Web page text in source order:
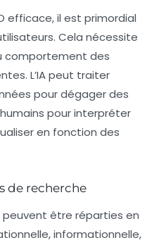
efficace, il est primordial
Cela nécessite
comportement des
L’IA peut traiter
pour dégager des
pour interpréter
en fonction des
de recherche
être réparties en
informationnelle,